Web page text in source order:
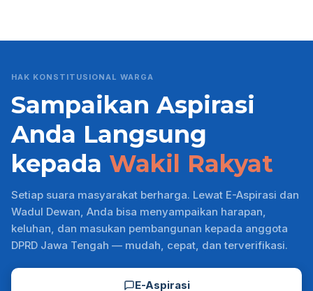
HAK KONSTITUSIONAL WARGA
Sampaikan Aspirasi
Anda Langsung
kepada Wakil Rakyat
Setiap suara masyarakat berharga. Lewat E-Aspirasi dan
Wadul Dewan, Anda bisa menyampaikan harapan,
keluhan, dan masukan pembangunan kepada anggota
DPRD Jawa Tengah — mudah, cepat, dan terverifikasi.
E-Aspirasi